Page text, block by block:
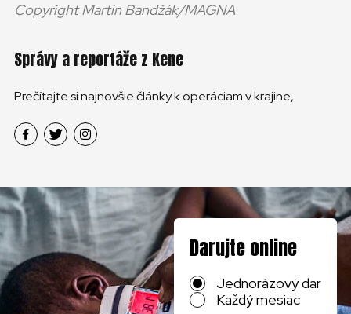
Copyright Martin Bandžák/MAGNA
Správy a reportáže z Kene
Prečítajte si najnovšie články k operáciam v krajine,
Darujte online
Jednorázový dar
Každý mesiac